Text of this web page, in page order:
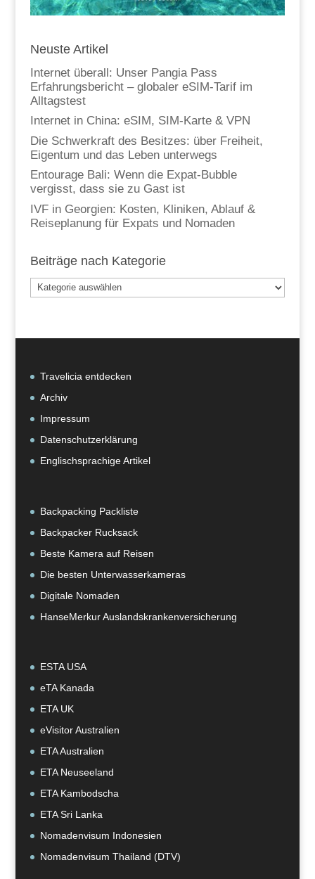
Neuste Artikel
Internet überall: Unser Pangia Pass
Erfahrungsbericht – globaler eSIM-Tarif im
Alltagstest
Internet in China: eSIM, SIM-Karte & VPN
Die Schwerkraft des Besitzes: über Freiheit,
Eigentum und das Leben unterwegs
Entourage Bali: Wenn die Expat-Bubble
vergisst, dass sie zu Gast ist
IVF in Georgien: Kosten, Kliniken, Ablauf &
Reiseplanung für Expats und Nomaden
Beiträge nach Kategorie
Beiträge
nach
Travelicia entdecken
Archiv
Impressum
Datenschutzerklärung
Englischsprachige Artikel
Backpacking Packliste
Backpacker Rucksack
Beste Kamera auf Reisen
Die besten Unterwasserkameras
Digitale Nomaden
HanseMerkur Auslandskrankenversicherung
ESTA USA
eTA Kanada
ETA UK
eVisitor Australien
ETA Australien
ETA Neuseeland
ETA Kambodscha
ETA Sri Lanka
Nomadenvisum Indonesien
Nomadenvisum Thailand (DTV)